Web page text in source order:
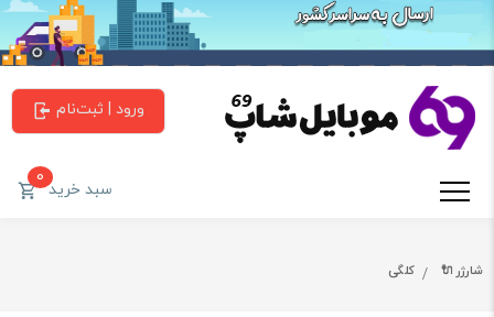
ورود | ثبت‌نام
سبد خرید0
شارژر 🔌 کلگی